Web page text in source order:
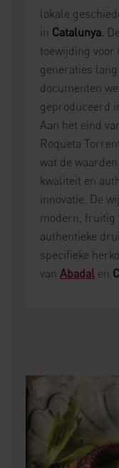
lokale
in Catalunya.
toewijding
generaties
documenten
geproduceerd
Aan het eind
Roqueta
wat de
kwaliteit en
innovatie. De
modern, fruitig
authentieke
specifieke
van Abadal en